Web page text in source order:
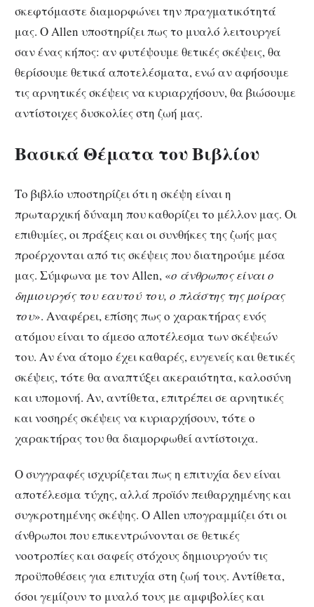
σκεφτόμαστε διαμορφώνει την πραγματικότητά
μας. Ο Allen υποστηρίζει πως το μυαλό λειτουργεί
σαν ένας κήπος: αν φυτέψουμε θετικές σκέψεις, θα
θερίσουμε θετικά αποτελέσματα, ενώ αν αφήσουμε
τις αρνητικές σκέψεις να κυριαρχήσουν, θα βιώσουμε
αντίστοιχες δυσκολίες στη ζωή μας.
Βασικά Θέματα του Βιβλίου
Το βιβλίο υποστηρίζει ότι η σκέψη είναι η
πρωταρχική δύναμη που καθορίζει το μέλλον μας. Οι
επιθυμίες, οι πράξεις και οι συνθήκες της ζωής μας
προέρχονται από τις σκέψεις που διατηρούμε μέσα
μας. Σύμφωνα με τον Allen, «ο άνθρωπος είναι ο
δημιουργός του εαυτού του, ο πλάστης της μοίρας
του». Αναφέρει, επίσης πως ο χαρακτήρας ενός
ατόμου είναι το άμεσο αποτέλεσμα των σκέψεών
του. Αν ένα άτομο έχει καθαρές, ευγενείς και θετικές
σκέψεις, τότε θα αναπτύξει ακεραιότητα, καλοσύνη
και υπομονή. Αν, αντίθετα, επιτρέπει σε αρνητικές
και νοσηρές σκέψεις να κυριαρχήσουν, τότε ο
χαρακτήρας του θα διαμορφωθεί αντίστοιχα.
Ο συγγραφές ισχυρίζεται πως η επιτυχία δεν είναι
αποτέλεσμα τύχης, αλλά προϊόν πειθαρχημένης και
συγκροτημένης σκέψης. Ο Allen υπογραμμίζει ότι οι
άνθρωποι που επικεντρώνονται σε θετικές
νοοτροπίες και σαφείς στόχους δημιουργούν τις
προϋποθέσεις για επιτυχία στη ζωή τους. Αντίθετα,
όσοι γεμίζουν το μυαλό τους με αμφιβολίες και